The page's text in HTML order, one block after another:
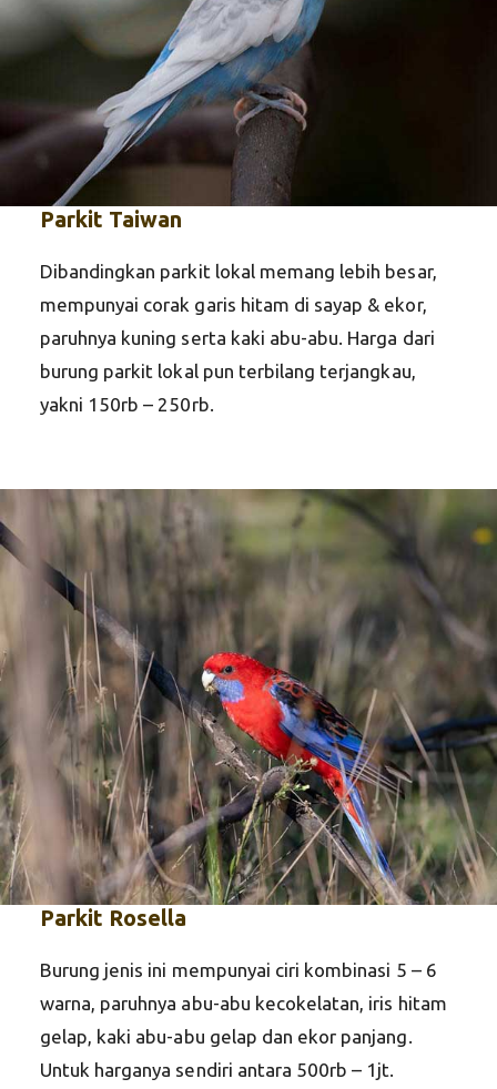
Parkit Taiwan
Dibandingkan parkit lokal memang lebih besar,
mempunyai corak garis hitam di sayap & ekor,
paruhnya kuning serta kaki abu-abu. Harga dari
burung parkit lokal pun terbilang terjangkau,
yakni 150rb – 250rb.
Parkit Rosella
Burung jenis ini mempunyai ciri kombinasi 5 – 6
warna, paruhnya abu-abu kecokelatan, iris hitam
gelap, kaki abu-abu gelap dan ekor panjang.
Untuk harganya sendiri antara 500rb – 1jt.